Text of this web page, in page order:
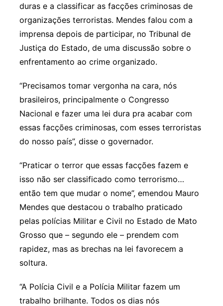
duras e a classificar as facções criminosas de
organizações terroristas. Mendes falou com a
imprensa depois de participar, no Tribunal de
Justiça do Estado, de uma discussão sobre o
enfrentamento ao crime organizado.
“Precisamos tomar vergonha na cara, nós
brasileiros, principalmente o Congresso
Nacional e fazer uma lei dura pra acabar com
essas facções criminosas, com esses terroristas
do nosso país”, disse o governador.
“Praticar o terror que essas facções fazem e
isso não ser classificado como terrorismo…
então tem que mudar o nome”, emendou Mauro
Mendes que destacou o trabalho praticado
pelas polícias Militar e Civil no Estado de Mato
Grosso que – segundo ele – prendem com
rapidez, mas as brechas na lei favorecem a
soltura.
“A Polícia Civil e a Polícia Militar fazem um
trabalho brilhante. Todos os dias nós